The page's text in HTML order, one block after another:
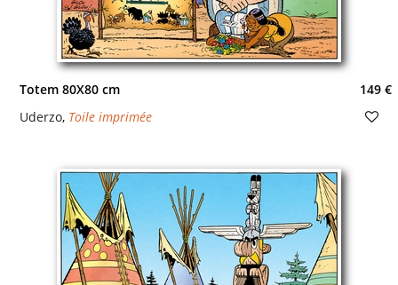
Totem 80X80 cm
149 €
Uderzo, Toile imprimée